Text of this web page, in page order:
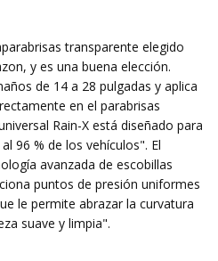
transparente elegido
y es una buena elección.
de 14 a 28 pulgadas y aplica
en el parabrisas
Rain-X está diseñado para
96 % de los vehículos". El
avanzada de escobillas
puntos de presión uniformes
le permite abrazar la curvatura
suave y limpia".